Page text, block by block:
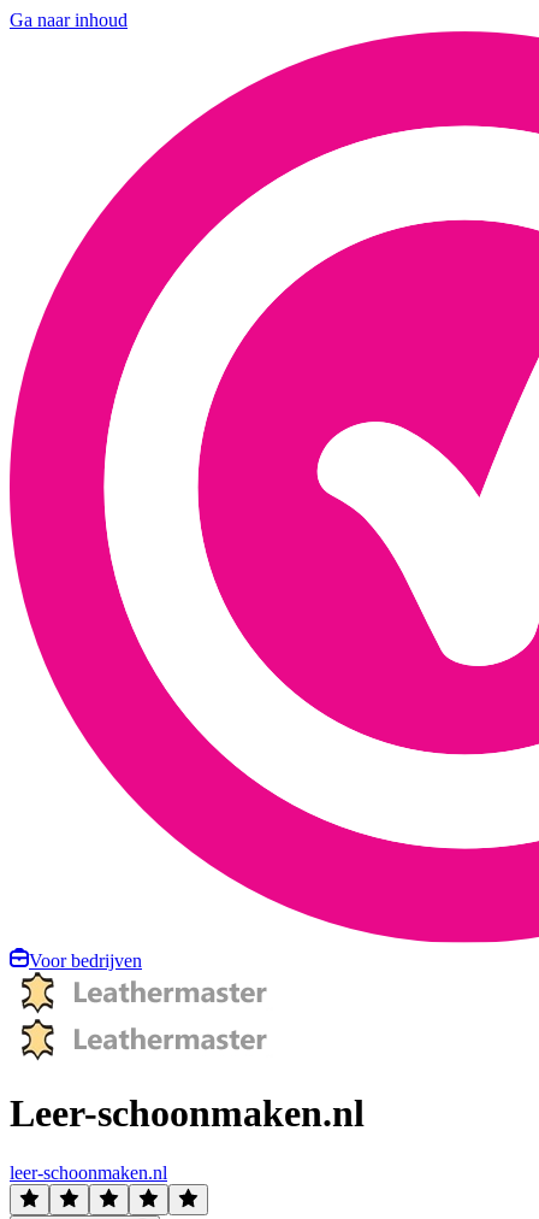
Ga naar inhoud
Voor bedrijven
Leer-schoonmaken.nl
leer-schoonmaken.nl